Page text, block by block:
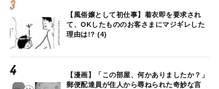
【風俗嬢として初仕事】着衣即を要求され
て、OKしたもののお客さまにマジギレした
理由は!? (4)
【漫画】「この部屋、何かありましたか？」
郵便配達員が住人から尋ねられた奇妙な言